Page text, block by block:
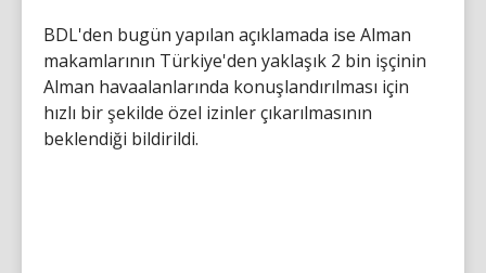
BDL'den bugün yapılan açıklamada ise Alman
makamlarının Türkiye'den yaklaşık 2 bin işçinin
Alman havaalanlarında konuşlandırılması için
hızlı bir şekilde özel izinler çıkarılmasının
beklendiği bildirildi.